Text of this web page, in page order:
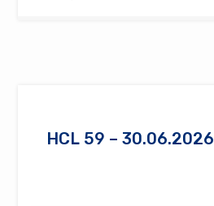
HCL 59 – 30.06.2026